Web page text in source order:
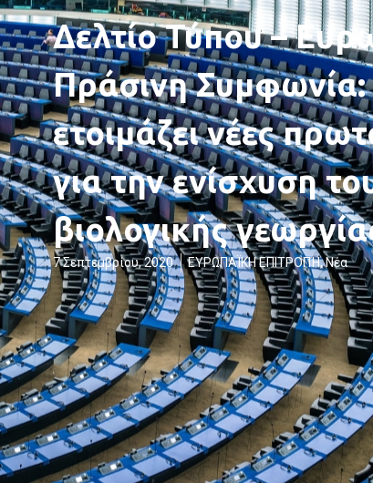
Δελτίο Τύπου –
Πράσινη Συμφωνία:
ετοιμάζει νέες
για την ενίσχυση
βιολογικής
7 Σεπτεμβρίου, 2020 ΕΥΡΩΠΑΪΚΗ ΕΠΙΤΡΟΠΉ,Νέα